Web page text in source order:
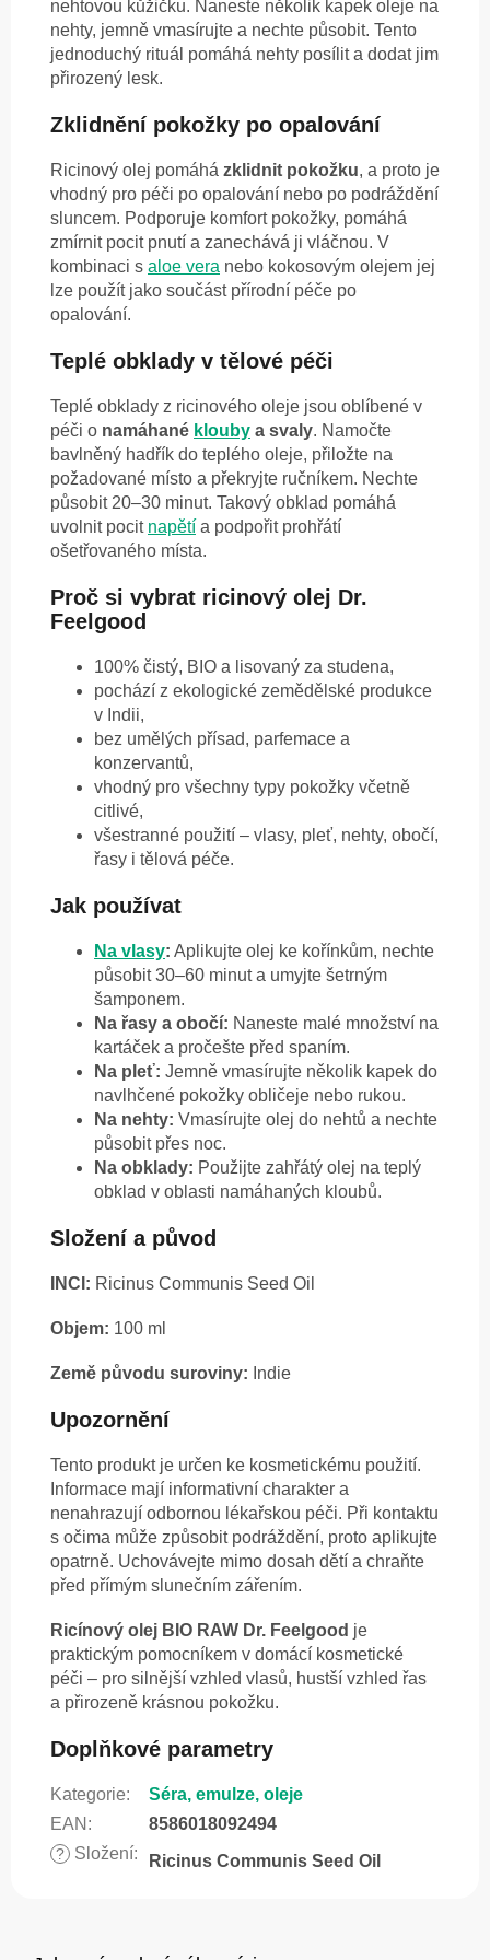
nehtovou kůžičku. Naneste několik kapek oleje na
nehty, jemně vmasírujte a nechte působit. Tento
jednoduchý rituál pomáhá nehty posílit a dodat jim
přirozený lesk.
Zklidnění pokožky po opalování
Ricinový olej pomáhá zklidnit pokožku, a proto je
vhodný pro péči po opalování nebo po podráždění
sluncem. Podporuje komfort pokožky, pomáhá
zmírnit pocit pnutí a zanechává ji vláčnou. V
kombinaci s aloe vera nebo kokosovým olejem jej
lze použít jako součást přírodní péče po
opalování.
Teplé obklady v tělové péči
Teplé obklady z ricinového oleje jsou oblíbené v
péči o namáhané klouby a svaly. Namočte
bavlněný hadřík do teplého oleje, přiložte na
požadované místo a překryjte ručníkem. Nechte
působit 20–30 minut. Takový obklad pomáhá
uvolnit pocit napětí a podpořit prohřátí
ošetřovaného místa.
Proč si vybrat ricinový olej Dr.
Feelgood
100% čistý, BIO a lisovaný za studena,
pochází z ekologické zemědělské produkce
v Indii,
bez umělých přísad, parfemace a
konzervantů,
vhodný pro všechny typy pokožky včetně
citlivé,
všestranné použití – vlasy, pleť, nehty, obočí,
řasy i tělová péče.
Jak používat
Na vlasy: Aplikujte olej ke kořínkům, nechte
působit 30–60 minut a umyjte šetrným
šamponem.
Na řasy a obočí: Naneste malé množství na
kartáček a pročešte před spaním.
Na pleť: Jemně vmasírujte několik kapek do
navlhčené pokožky obličeje nebo rukou.
Na nehty: Vmasírujte olej do nehtů a nechte
působit přes noc.
Na obklady: Použijte zahřátý olej na teplý
obklad v oblasti namáhaných kloubů.
Složení a původ
INCI: Ricinus Communis Seed Oil
Objem: 100 ml
Země původu suroviny: Indie
Upozornění
Tento produkt je určen ke kosmetickému použití.
Informace mají informativní charakter a
nenahrazují odbornou lékařskou péči. Při kontaktu
s očima může způsobit podráždění, proto aplikujte
opatrně. Uchovávejte mimo dosah dětí a chraňte
před přímým slunečním zářením.
Ricínový olej BIO RAW Dr. Feelgood je
praktickým pomocníkem v domácí kosmetické
péči – pro silnější vzhled vlasů, hustší vzhled řas
a přirozeně krásnou pokožku.
Doplňkové parametry
Kategorie:
Séra, emulze, oleje
EAN : 8586018092494
? Složení: Ricinus Communis Seed Oil